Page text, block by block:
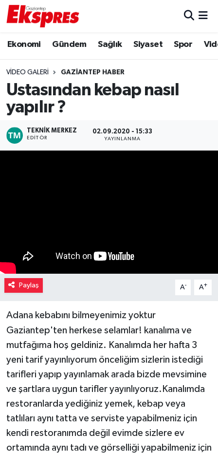
Ekonomi Gündem Sağlık Siyaset Spor
VIDEO GALERI GAZIANTEP HABER
Ustasından kebap nasıl
yapılır ?
TEKNIK MERKEZ
EDITÖR
02.09.2020 - 15:33
YAYINLANMA
Paylaş A- A+
Adana kebabını bilmeyenimiz yoktur
Gaziantep'ten herkese selamlar! kanalıma ve
mutfağıma hoş geldiniz. Kanalımda her hafta 3
yeni tarif yayınlıyorum önceliğim sizlerin istediği
tarifleri yapıp yayınlamak arada bizde mevsimine
ve şartlara uygun tarifler yayınlıyoruz.Kanalımda
restoranlarda yediğiniz yemek, kebap veya
tatlıları aynı tatta ve serviste yapabilmeniz için
kendi restoranımda değil evimde sizlere ev
ortamında aynı tadı ve görselliği yapabilmeniz için
Ekonomi
Gaziantep son dakika
Genel
Gündem
Piyasa
Resmi İlanlar
Sağlık
Sinemalar
Siyaset
Spor
Türkiye
Trafik Durumu
Puan Durumu ve Fikstür
Tüm Manşetler
Son Dakika Haberleri